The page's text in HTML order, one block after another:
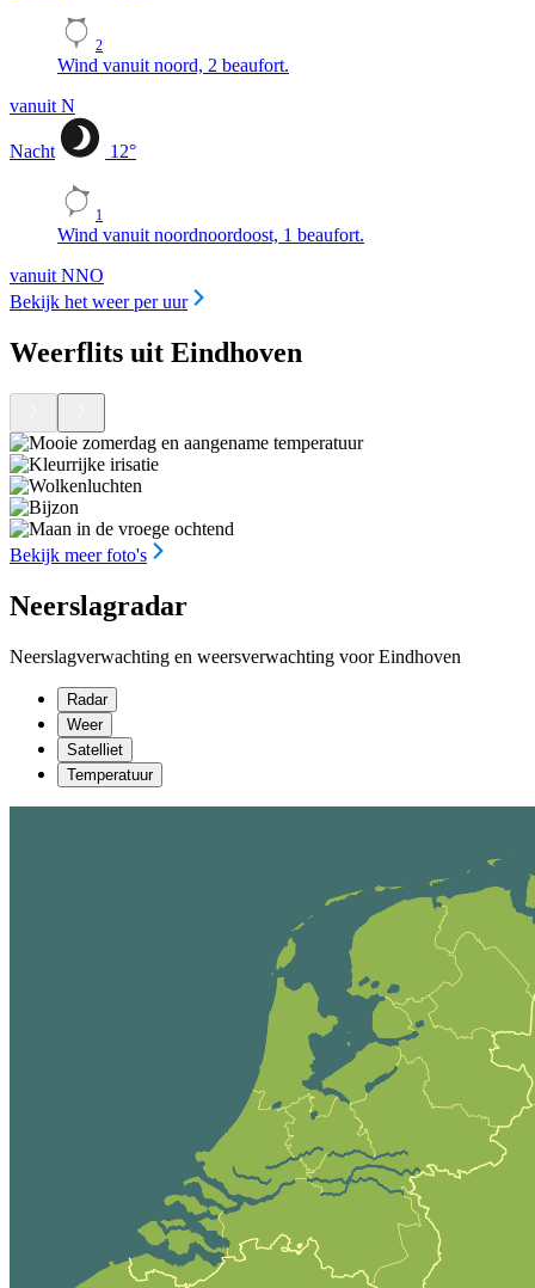
2
Wind vanuit noord, 2 beaufort.
vanuit N
Nacht 12°
1
Wind vanuit noordnoordoost, 1 beaufort.
vanuit NNO
Bekijk het weer per uur
Weerflits uit Eindhoven
Bekijk meer foto's
Neerslagradar
Neerslagverwachting en weersverwachting voor Eindhoven
Radar
Weer
Satelliet
Temperatuur